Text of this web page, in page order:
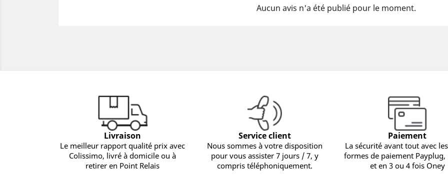
Aucun avis n'a été publié pour le moment.
Livraison
Le meilleur rapport qualité prix avec
Colissimo, livré à domicile ou à
retirer en Point Relais
Service client
Nous sommes à votre disposition
pour vous assister 7 jours / 7, y
compris téléphoniquement.
Paiement
La sécurité avant tout avec
formes de paiement Payplug,
et en 3 ou 4 fois Oney